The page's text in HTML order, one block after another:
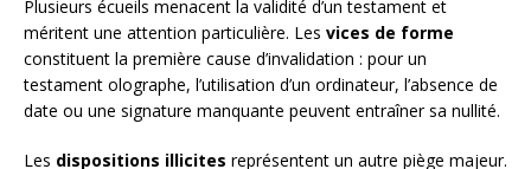
Plusieurs écueils menacent la validité d’un testament et
méritent une attention particulière. Les vices de forme
constituent la première cause d’invalidation : pour un
testament olographe, l’utilisation d’un ordinateur, l’absence de
date ou une signature manquante peuvent entraîner sa nullité.
Les dispositions illicites représentent un autre piège majeur.